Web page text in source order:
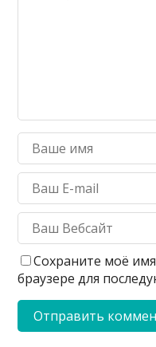
Сохраните моё
браузере для